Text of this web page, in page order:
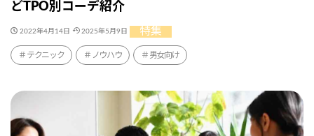
どTPO別コーデ紹介
2022年4月14日 2025年5月9日 特集
テクニック ノウハウ 男女向け